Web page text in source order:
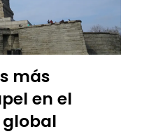
más
en el